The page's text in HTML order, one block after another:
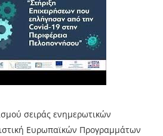
σειράς ενημερωτικών
Ευρωπαϊκών Προγραμμάτων